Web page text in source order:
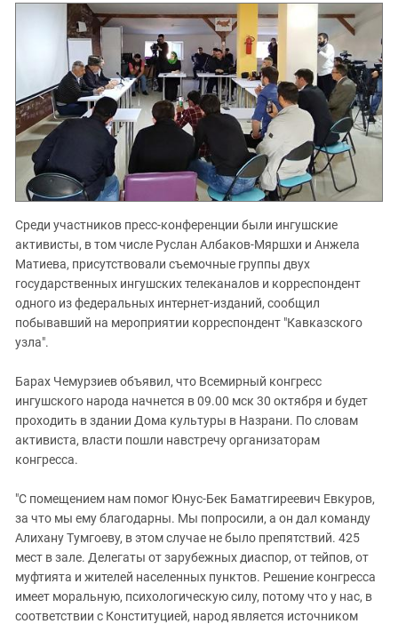
Среди участников пресс-конференции были ингушские
активисты, в том числе Руслан Албаков-Мяршхи и Анжела
Матиева, присутствовали съемочные группы двух
государственных ингушских телеканалов и корреспондент
одного из федеральных интернет-изданий, сообщил
побывавший на мероприятии корреспондент "Кавказского
узла".
Барах Чемурзиев объявил, что Всемирный конгресс
ингушского народа начнется в 09.00 мск 30 октября и будет
проходить в здании Дома культуры в Назрани. По словам
активиста, власти пошли навстречу организаторам
конгресса.
"С помещением нам помог Юнус-Бек Баматгиреевич Евкуров,
за что мы ему благодарны. Мы попросили, а он дал команду
Алихану Тумгоеву, в этом случае не было препятствий. 425
мест в зале. Делегаты от зарубежных диаспор, от тейпов, от
муфтията и жителей населенных пунктов. Решение конгресса
имеет моральную, психологическую силу, потому что у нас, в
соответствии с Конституцией, народ является источником